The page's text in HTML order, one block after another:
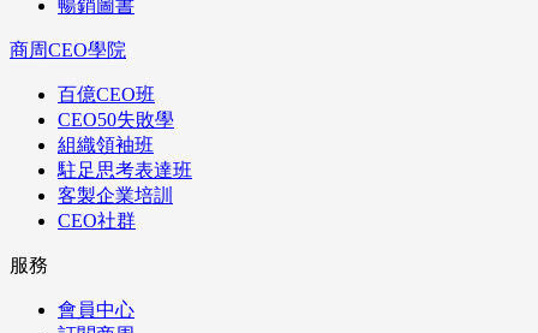
暢銷圖書
商周CEO學院
百億CEO班
CEO50失敗學
組織領袖班
駐足思考表達班
客製企業培訓
CEO社群
服務
會員中心